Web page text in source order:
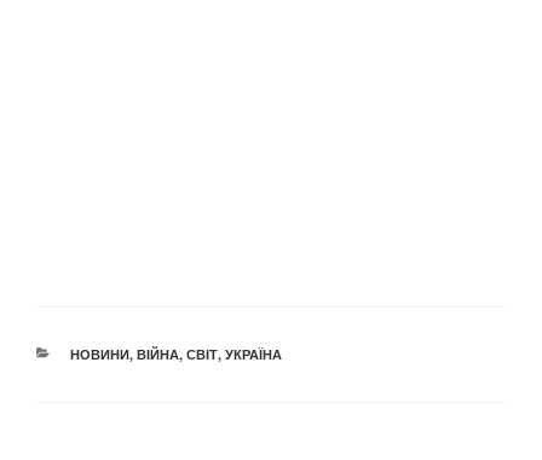
КАТЕГОРІЇ
НОВИНИ, ВІЙНА, СВІТ, УКРАЇНА